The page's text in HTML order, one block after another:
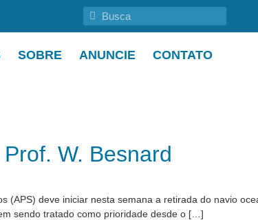
SOBRE ANUNCIE CONTATO
W. Besnard
(APS) deve iniciar nesta semana a retirada do navio
sendo tratado como prioridade desde o […]